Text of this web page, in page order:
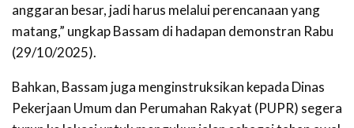
anggaran besar, jadi harus melalui perencanaan yang
matang,” ungkap Bassam di hadapan demonstran Rabu
(29/10/2025).
Bahkan, Bassam juga menginstruksikan kepada Dinas
Pekerjaan Umum dan Perumahan Rakyat (PUPR) segera